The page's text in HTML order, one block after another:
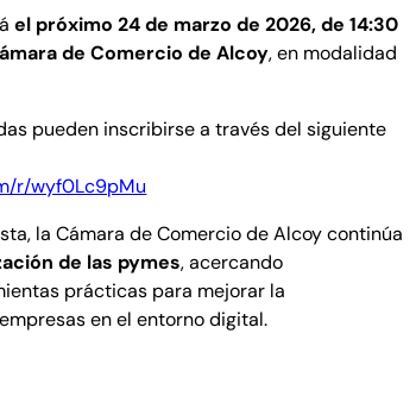
el próximo 24 de marzo de 2026, de 14:30
de Comercio de Alcoy, en modalidad
pueden inscribirse a través del siguiente
r/wyf0Lc9pMu
la Cámara de Comercio de Alcoy continúa
de las pymes, acercando
prácticas para mejorar la
en el entorno digital.